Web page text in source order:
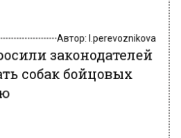
законодателей
собак бойцовых